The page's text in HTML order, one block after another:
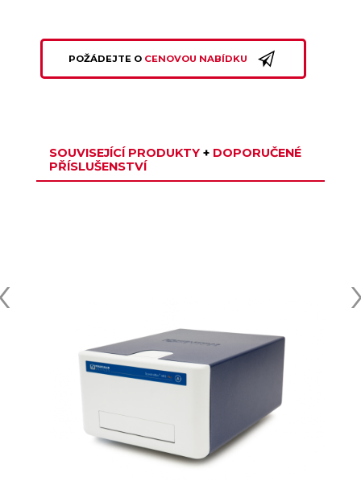
POŽÁDEJTE O CENOVOU NABÍDKU
SOUVISEJÍCÍ PRODUKTY +DOPORUČENÉ
PŘÍSLUŠENSTVÍ